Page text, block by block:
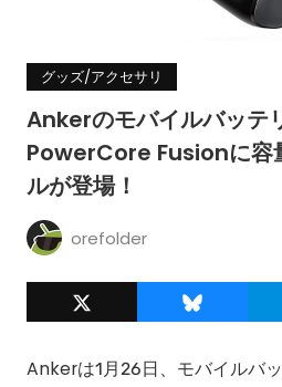
グッズ/アクセサリ
Ankerのモバイルバッテ
PowerCore Fusionに容
ルが登場！
orefolder
Ankerは1月26日、モバイルバ